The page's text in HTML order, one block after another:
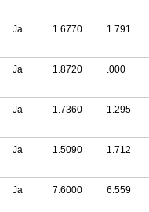
Ja 1.6770 1.791
Ja 1.8720 .000
Ja 1.7360 1.295
Ja 1.5090 1.712
Ja 7.6000 6.559